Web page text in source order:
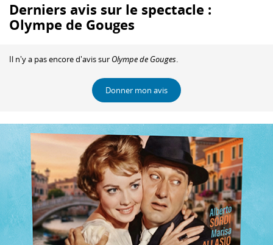
Derniers avis sur le spectacle :
Olympe de Gouges
Il n'y a pas encore d'avis sur Olympe de Gouges.
Donner mon avis